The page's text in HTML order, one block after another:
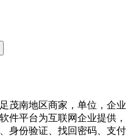
茂南地区商家，单位，企业
件平台为互联网企业提供，
身份验证、找回密码、支付